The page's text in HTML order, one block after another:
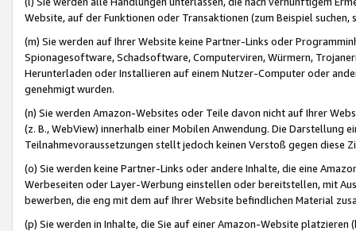
Website, auf der Funktionen oder Transaktionen (zum Beispiel
(m) Sie werden auf Ihrer Website keine Partner-Links oder
Spionagesoftware, Schadsoftware, Computerviren, Würmern,
Herunterladen oder Installieren auf einem Nutzer-Computer oder
genehmigt wurden.
(n) Sie werden Amazon-Websites oder Teile davon nicht auf Ihrer
(z. B., WebView) innerhalb einer Mobilen Anwendung. Die Darstellung
Teilnahmevoraussetzungen stellt jedoch keinen Verstoß gegen diese
(o) Sie werden keine Partner-Links oder andere Inhalte, die eine
Werbeseiten oder Layer-Werbung einstellen oder bereitstellen, mit
bewerben, die eng mit dem auf Ihrer Website befindlichen Material
(p) Sie werden in Inhalte, die Sie auf einer Amazon-Website